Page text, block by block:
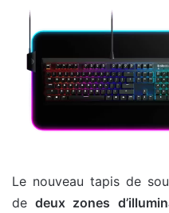
Le nouveau tapis de
dedeux zones